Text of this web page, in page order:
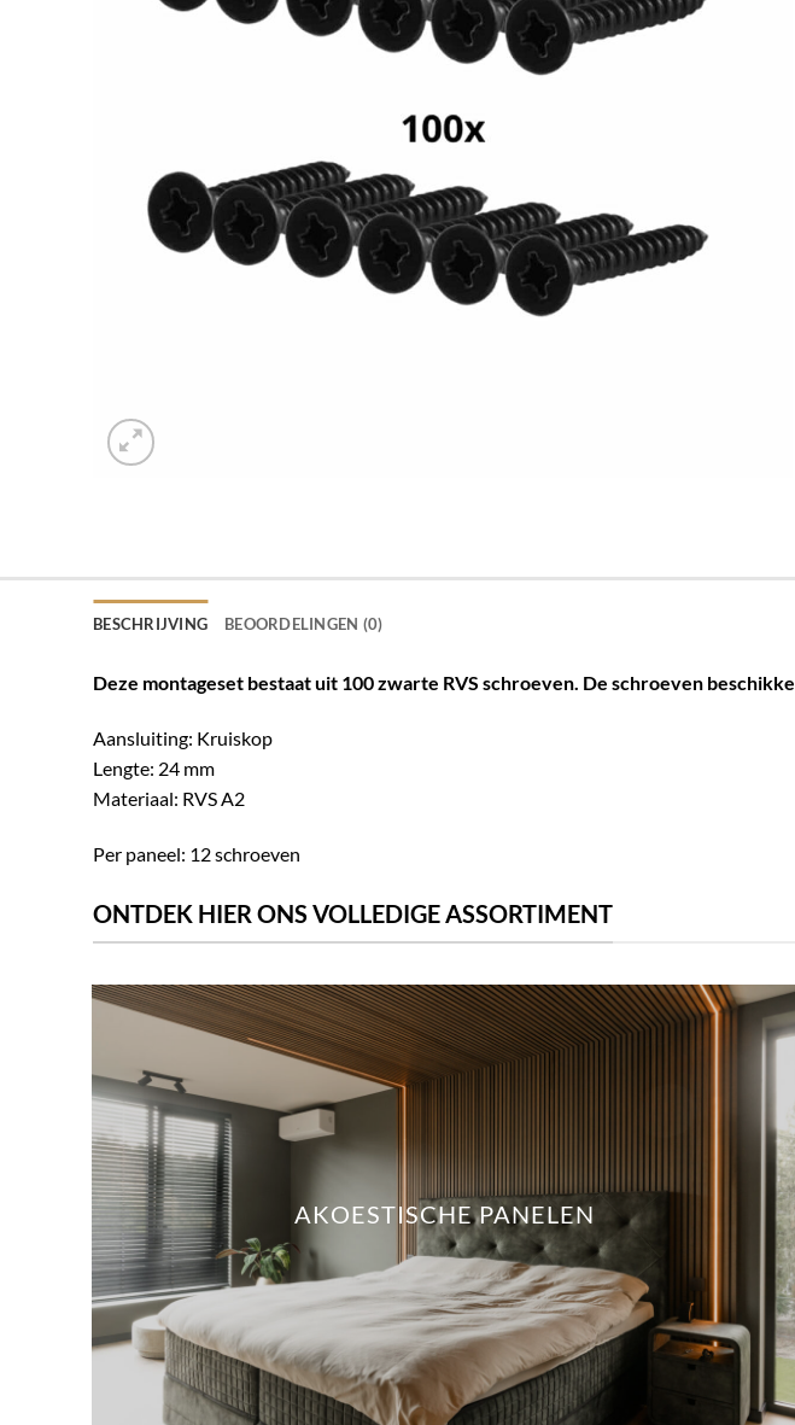
BESCHRIJVING BEOORDELINGEN (0)
Deze montageset bestaat uit 100 zwarte RVS schroeven. De schroeven
Aansluiting: Kruiskop
Lengte: 24 mm
Materiaal: RVS A2
Per paneel: 12 schroeven
ONTDEK HIER ONS VOLLEDIGE ASSORTIMENT
AKOESTISCHE PANELEN